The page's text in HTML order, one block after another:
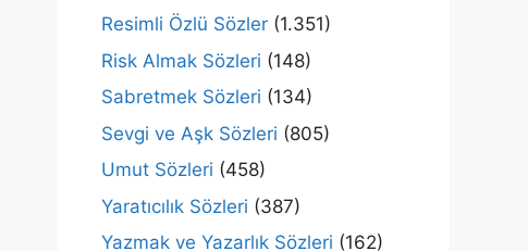
Resimli Özlü Sözler (1.351)
Risk Almak Sözleri (148)
Sabretmek Sözleri (134)
Sevgi ve Aşk Sözleri (805)
Umut Sözleri (458)
Yaratıcılık Sözleri (387)
Yazmak ve Yazarlık Sözleri (162)